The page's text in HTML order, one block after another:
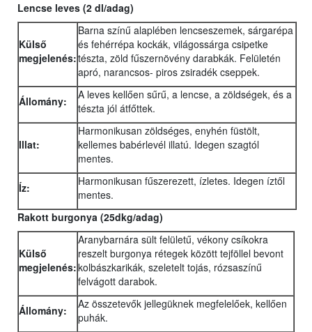
Lencse leves (2 dl/adag)
Külső
megjelenés:
Barna színű alaplében lencseszemek, sárgarépa
és fehérrépa kockák, világossárga csipetke
tészta, zöld fűszernövény darabkák. Felületén
apró, narancsos- piros zsiradék cseppek.
Állomány:
A leves kellően sűrű, a lencse, a zöldségek, és a
tészta jól átfőttek.
Illat:
Harmonikusan zöldséges, enyhén füstölt,
kellemes babérlevél illatú. Idegen szagtól
mentes.
Íz:
Harmonikusan fűszerezett, ízletes. Idegen íztől
mentes.
Rakott burgonya (25dkg/adag)
Külső
megjelenés:
Aranybarnára sült felületű, vékony csíkokra
reszelt burgonya rétegek között tejföllel bevont
kolbászkarikák, szeletelt tojás, rózsaszínű
felvágott darabok.
Állomány:
Az összetevők jellegüknek megfelelőek, kellően
puhák.